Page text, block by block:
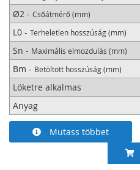
Ø2 - Csőátmérő (mm)
L0 - Terheletlen hosszúság (mm)
Sn - Maximális elmozdulás (mm)
Bm - Betöltött hosszúság (mm)
Löketre alkalmas
Anyag
Mutass többet